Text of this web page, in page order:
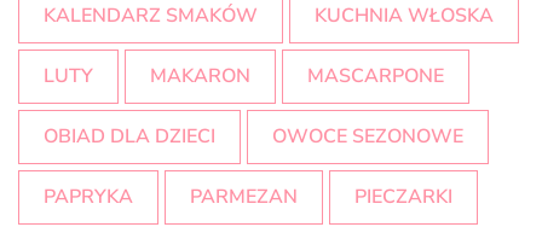
KALENDARZ SMAKÓW KUCHNIA WŁOSKA
LUTY MAKARON MASCARPONE
OBIAD DLA DZIECI OWOCE SEZONOWE
PAPRYKA PARMEZAN PIECZARKI